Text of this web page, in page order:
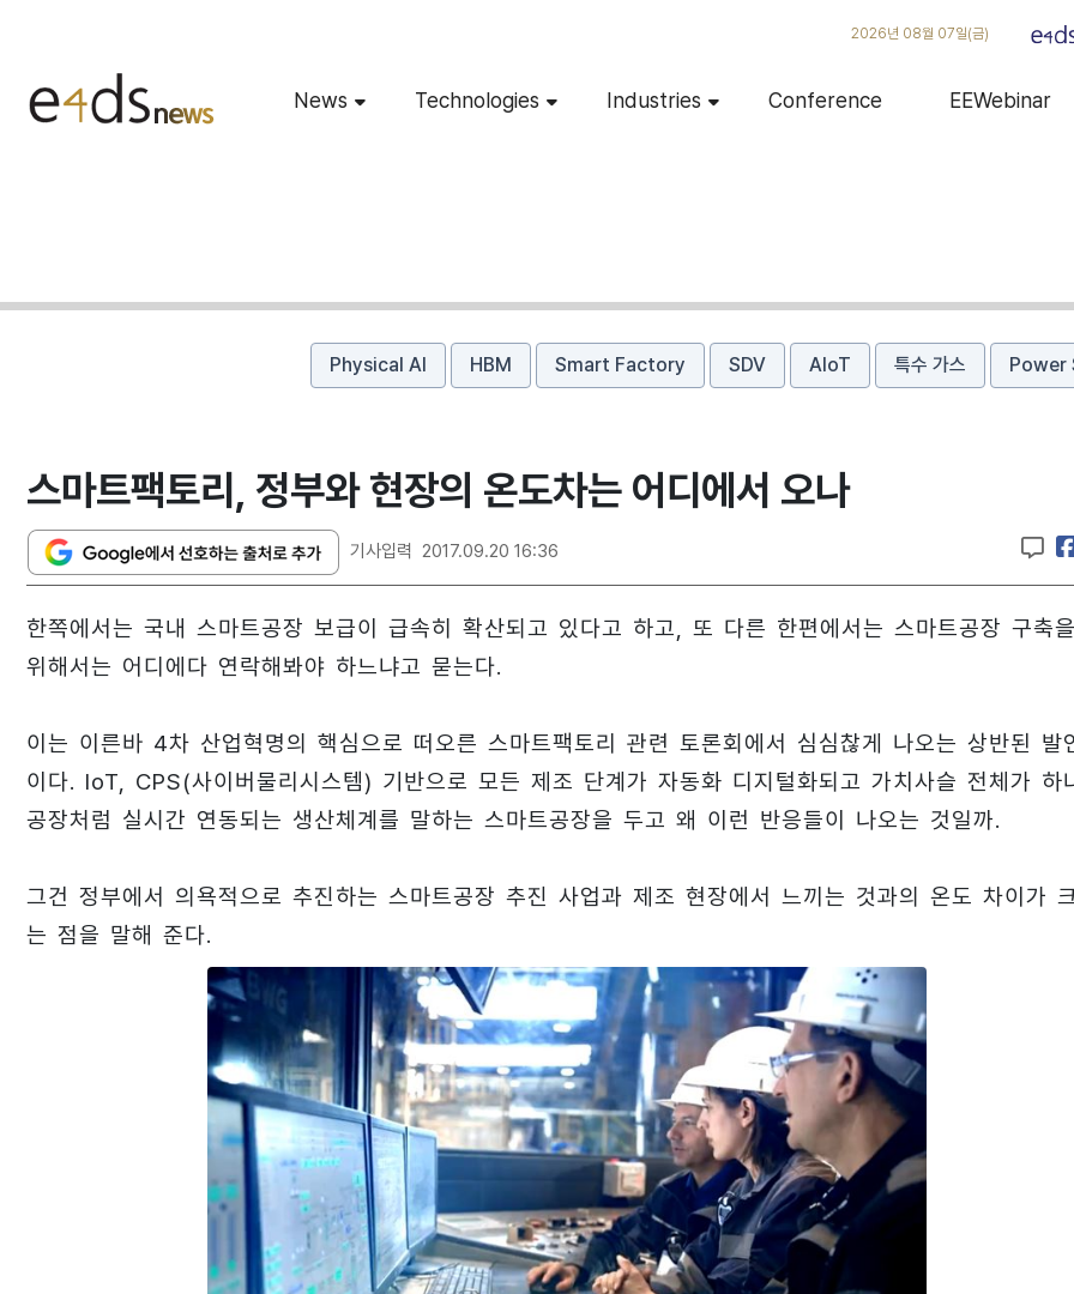
2026년 08월 07일(금)
News Technologies Industries Conference EEWebinar
Physical AI HBM Smart Factory SDV AIoT 특수 가스 Power
스마트팩토리, 정부와 현장의 온도차는 어디에서 오나
기사입력 2017.09.20 16:36
한쪽에서는 국내 스마트공장 보급이 급속히 확산되고 있다고 하고, 또 다른 한편에서는 스마트공장 구축
위해서는 어디에다 연락해봐야 하느냐고 묻는다.
이는 이른바 4차 산업혁명의 핵심으로 떠오른 스마트팩토리 관련 토론회에서 심심찮게 나오는 상반된 발
이다. IoT, CPS(사이버물리시스템) 기반으로 모든 제조 단계가 자동화 디지털화되고 가치사슬 전체가 하
공장처럼 실시간 연동되는 생산체계를 말하는 스마트공장을 두고 왜 이런 반응들이 나오는 것일까.
그건 정부에서 의욕적으로 추진하는 스마트공장 추진 사업과 제조 현장에서 느끼는 것과의 온도 차이가
는 점을 말해 준다.